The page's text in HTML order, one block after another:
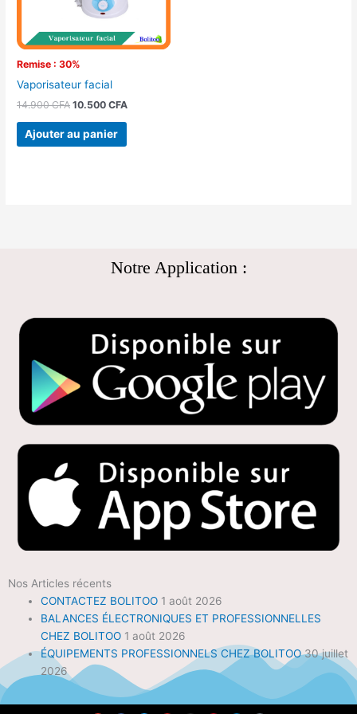
Remise : 30%
Vaporisateur facial
14.900CFA 10.500CFA
Ajouter au panier
Notre Application :
Nos Articles récents
CONTACTEZ BOLITOO 1 août 2026
BALANCES ÉLECTRONIQUES ET PROFESSIONNELLES
CHEZ BOLITOO 1 août 2026
ÉQUIPEMENTS PROFESSIONNELS CHEZ BOLITOO 30 juillet
2026